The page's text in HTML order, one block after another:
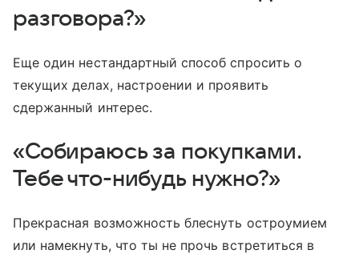
разговора?»
Еще один нестандартный способ спросить о
текущих делах, настроении и проявить
сдержанный интерес.
«Собираюсь за покупками.
Тебе что-нибудь нужно?»
Прекрасная возможность блеснуть остроумием
или намекнуть, что ты не прочь встретиться в